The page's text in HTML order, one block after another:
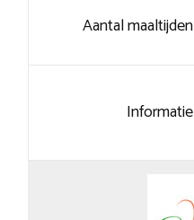
Aantal maaltijden
Informatie